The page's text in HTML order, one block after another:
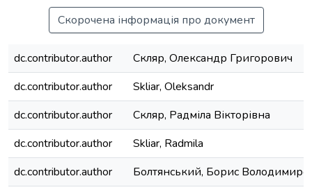
Скорочена інформація про документ
dc.contributor.author
Скляр, Олександр Григорович
dc.contributor.author
Skliar, Oleksandr
dc.contributor.author
Скляр, Радміла Вікторівна
dc.contributor.author
Skliar, Radmila
dc.contributor.author
Болтянський, Борис